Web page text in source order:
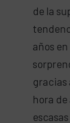
de la
años
gracias
hora de